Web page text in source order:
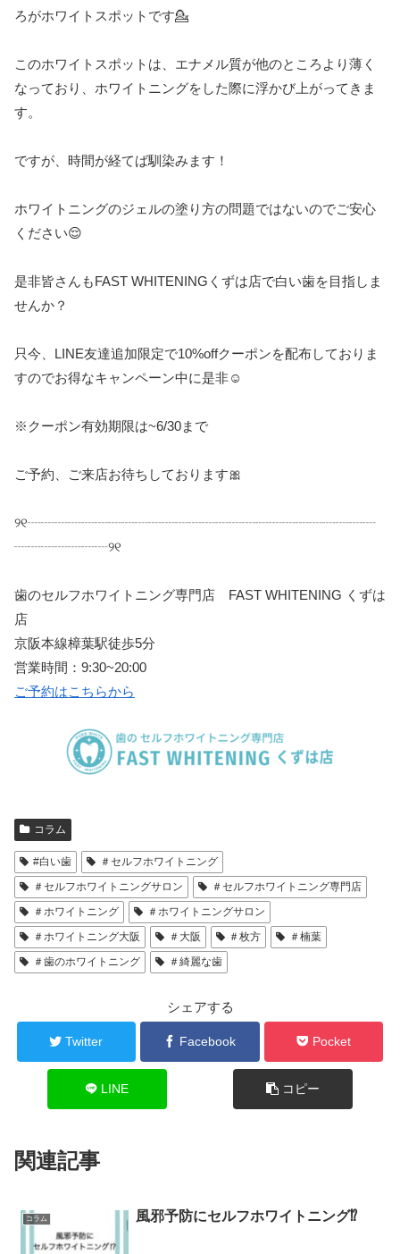
ろがホワイトスポットです💁
このホワイトスポットは、エナメル質が他のところより薄く
なっており、ホワイトニングをした際に浮かび上がってきま
す。
ですが、時間が経てば馴染みます！
ホワイトニングのジェルの塗り方の問題ではないのでご安心
ください😌
是非皆さんもFAST WHITENINGくずは店で白い歯を目指しま
せんか？
只今、 LINE友達追加限定で10%offクーポンを配布しておりま
すのでお得なキャンペーン中に是非☺️
※ クーポン有効期限は~6/30まで
ご予約、ご来店お待ちしております🎀
୨୧┈┈┈┈┈┈┈┈┈┈┈┈┈┈┈┈┈┈┈┈┈┈┈┈┈┈
┈┈┈┈┈┈┈୨୧
歯のセルフホワイトニング専門店 FAST WHITENING くずは
店
京阪本線樟葉駅徒歩5分
営業時間： 9:30~20:00
ご予約はこちらから
コラム
#白い歯
＃セルフホワイトニング
＃セルフホワイトニングサロン
＃セルフホワイトニング専門店
＃ホワイトニング
＃ホワイトニングサロン
＃ホワイトニング大阪
＃大阪 ＃枚方
＃楠葉
＃歯のホワイトニング
＃綺麗な歯
シェアする
Twitter Facebook Pocket
LINE コピー
関連記事
コラム 風邪予防にセルフホワイトニング⁉︎